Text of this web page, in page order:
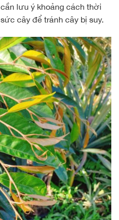
lưu ý khoảng cách thời
cây để tránh cây bị suy.